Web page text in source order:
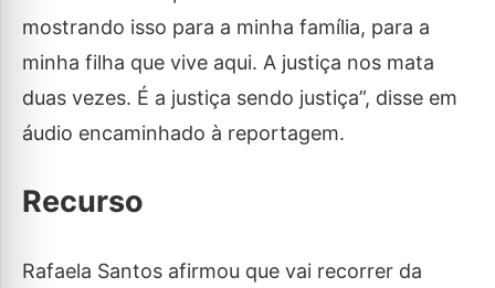
mostrando isso para a minha família, para a
minha filha que vive aqui. A justiça nos mata
duas vezes. É a justiça sendo justiça”, disse em
áudio encaminhado à reportagem.
Recurso
Rafaela Santos afirmou que vai recorrer da